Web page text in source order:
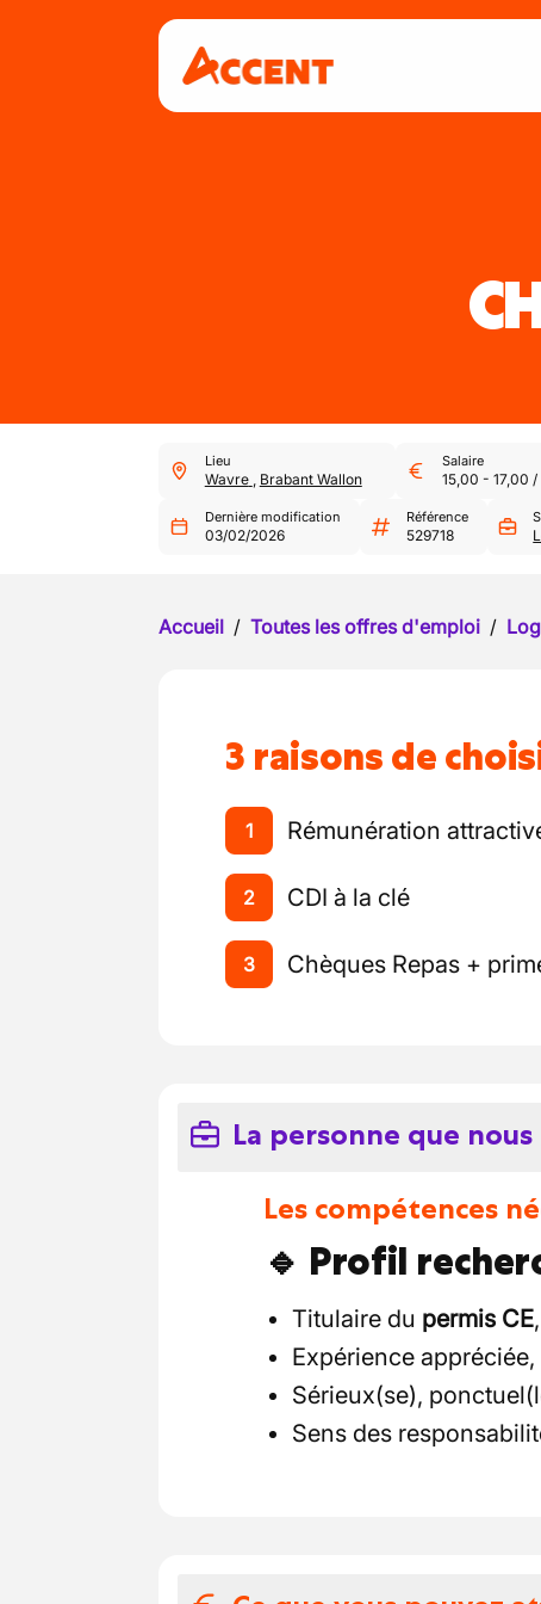
Lieu
Wavre , Brabant Wallon
Salaire
15,00 - 17,00 /
Dernière modification
03/02/2026
Référence
529718
Accueil / Toutes les offres d'emploi /
3 raisons de
1 Rémunération
2 CDI à la clé
3 Chèques Repas +
La personne que
Les compétences
🔹 Profil
Titulaire du permis CE
Expérience
Sérieux(se),
Sens des